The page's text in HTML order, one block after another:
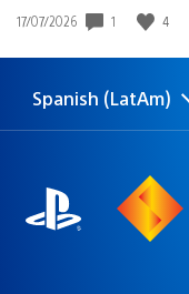
Fecha
publicación:
17/07/2026 1 4
Elige
Región
Spanish (LatAm)